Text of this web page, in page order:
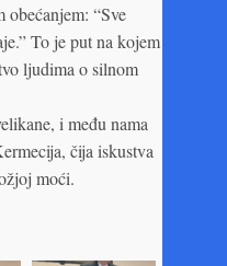
obećanjem: “Sve
To je put na kojem
ljudima o silnom
i među nama
čija iskustva
moći.